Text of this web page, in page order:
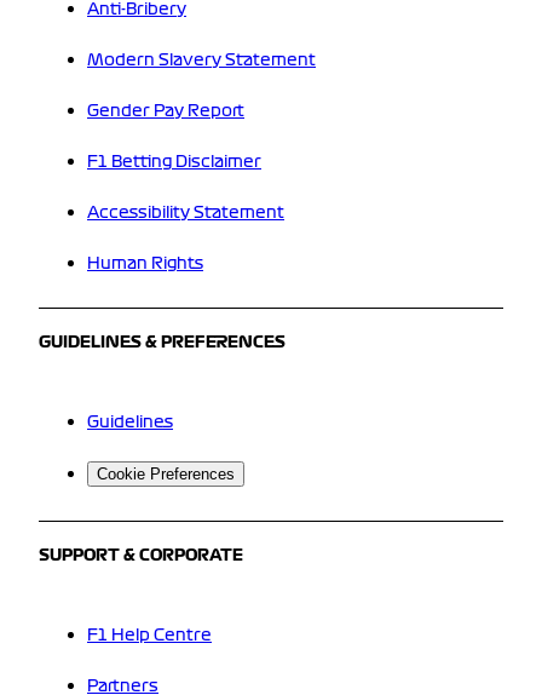
Anti-Bribery
Modern Slavery Statement
Gender Pay Report
F1 Betting Disclaimer
Accessibility Statement
Human Rights
GUIDELINES & PREFERENCES
Guidelines
Cookie Preferences
SUPPORT & CORPORATE
F1 Help Centre
Partners